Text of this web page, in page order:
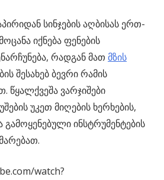
სინჯების აღბისას ერთ-
იქნება ფენების
რადგან მათ მზის
შესახებ ბევრი რამის
ვარჯიშები
უკეთ მიღების ხერხების,
ინსტრუმენტების
watch?